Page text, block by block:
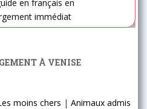
en français en
immédiat
À VENISE
moins chers | Animaux admis